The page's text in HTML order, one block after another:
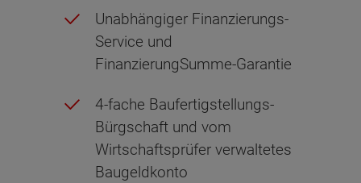
Unabhängiger Finanzierungs-
Service und
FinanzierungSumme-Garantie
4-fache Baufertigstellungs-
Bürgschaft und vom
Wirtschaftsprüfer verwaltetes
Baugeldkonto